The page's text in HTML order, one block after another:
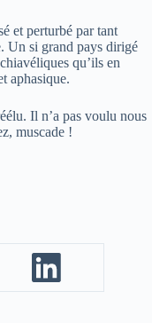
et perturbé par tant
Un si grand pays dirigé
qu’ils en
aphasique.
Il n’a pas voulu nous
muscade !